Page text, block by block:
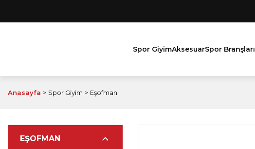
Spor GiyimAksesuarSpor Branşları
Anasayfa Spor Giyim Eşofman
EŞOFMAN